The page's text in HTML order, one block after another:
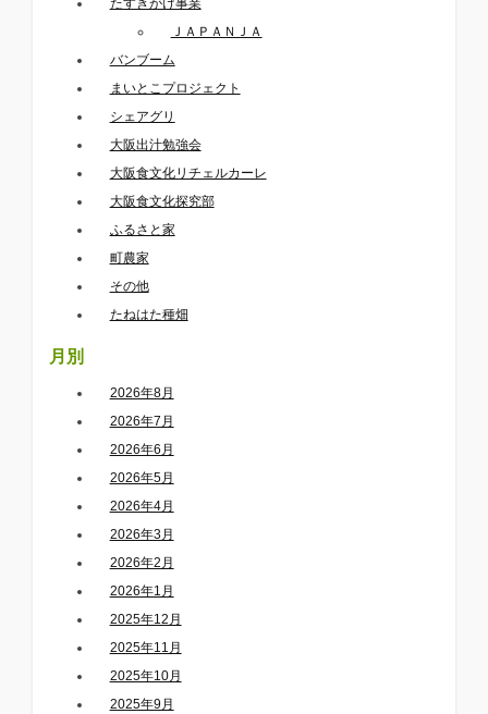
たすきがけ事業
ＪＡＰＡＮＪＡ
バンブーム
まいとこプロジェクト
シェアグリ
大阪出汁勉強会
大阪食文化リチェルカーレ
大阪食文化探究部
ふるさと家
町農家
その他
たねはた種畑
月別
2026年8月
2026年7月
2026年6月
2026年5月
2026年4月
2026年3月
2026年2月
2026年1月
2025年12月
2025年11月
2025年10月
2025年9月